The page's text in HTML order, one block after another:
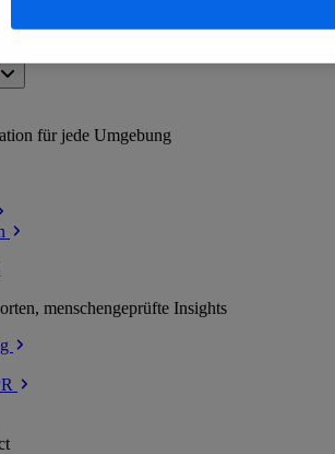
und -prognosen
entdecken
für jede Umgebung
menschengeprüfte Insights